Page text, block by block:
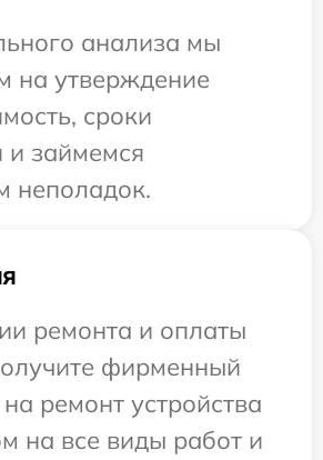
анализа мы
на утверждение
сроки
и займемся
неполадок.
ремонта и оплаты
фирменный
ремонт устройства
на все виды работ и